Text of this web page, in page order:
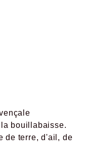
bouillabaisse.
de terre, d'ail, de